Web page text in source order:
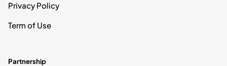
Privacy Policy
Term of Use
Partnership